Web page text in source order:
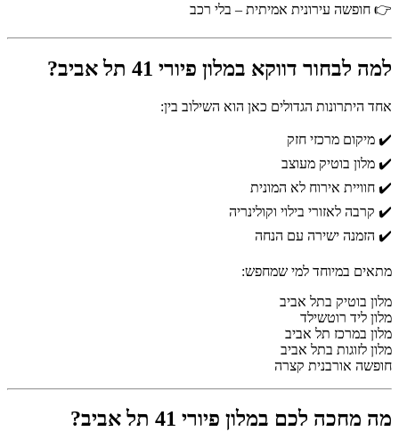
👉 חופשה עירונית אמיתית – בלי רכב
למה לבחור דווקא במלון פיורי 41 תל אביב?
אחד היתרונות הגדולים כאן הוא השילוב בין:
✔️ מיקום מרכזי חזק
✔️ מלון בוטיק מעוצב
✔️ חוויית אירוח לא המונית
✔️ קרבה לאזורי בילוי וקולינריה
✔️ הזמנה ישירה עם הנחה
מתאים במיוחד למי שמחפש:
מלון בוטיק בתל אביב
מלון ליד רוטשילד
מלון במרכז תל אביב
מלון לזוגות בתל אביב
חופשה אורבנית קצרה
מה מחכה לכם במלון פיורי 41 תל אביב?